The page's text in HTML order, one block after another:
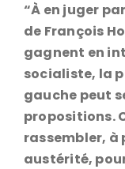
“À en juger
de François
gagnent en
socialiste, la
gauche peut
propositions.
rassembler,
austérité,